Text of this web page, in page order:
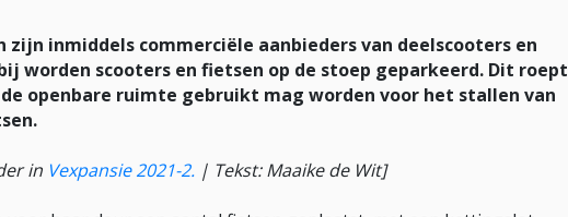
zijn inmiddels commerciële aanbieders van deelscooters en
worden scooters en fietsen op de stoep geparkeerd. Dit roept
openbare ruimte gebruikt mag worden voor het stallen van
in Vexpansie 2021-2. | Tekst: Maaike de Wit]